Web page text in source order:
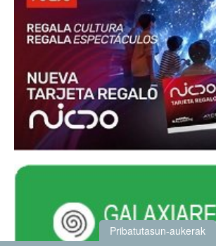
Pribatutasun-aukerak